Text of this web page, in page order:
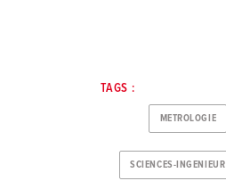
TAGS :
METROLOGIE
SCIENCES-INGENIEUR